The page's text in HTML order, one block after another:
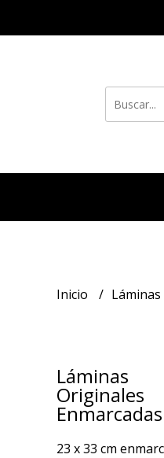
Inicio
Láminas
Originales
Enmarcadas
23 x 33 cm